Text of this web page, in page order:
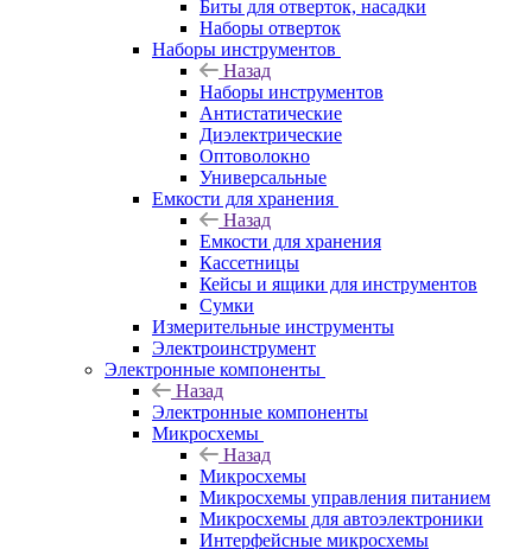
Биты для отверток, насадки
Наборы отверток
Наборы инструментов
Назад
Наборы инструментов
Антистатические
Диэлектрические
Оптоволокно
Универсальные
Емкости для хранения
Назад
Емкости для хранения
Кассетницы
Кейсы и ящики для инструментов
Сумки
Измерительные инструменты
Электроинструмент
Электронные компоненты
Назад
Электронные компоненты
Микросхемы
Назад
Микросхемы
Микросхемы управления питанием
Микросхемы для автоэлектроники
Интерфейсные микросхемы